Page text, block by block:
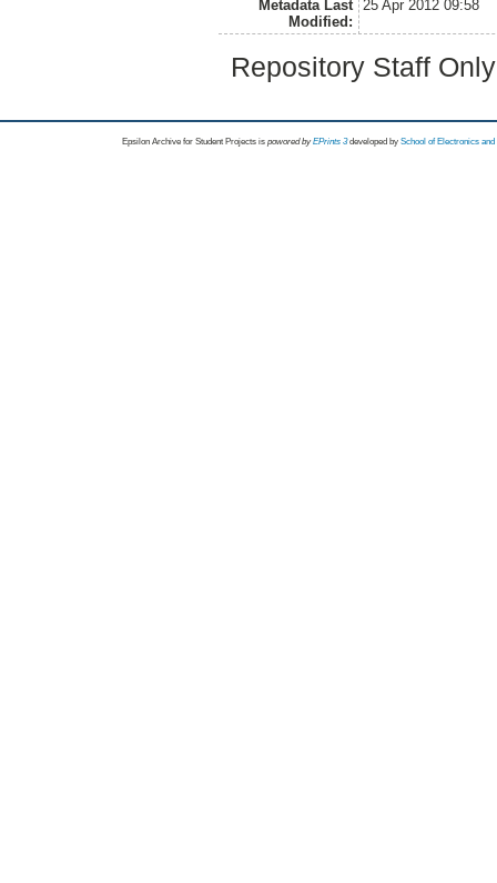
Metadata Last
Modified:
25 Apr 2012 09:58
Repository Staff
Epsilon Archive for Student Projects is powored byEPrints 3 developed by School of Electronics